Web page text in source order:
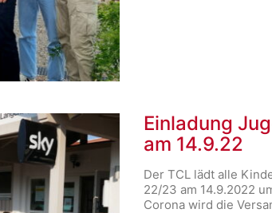
Einladung
am 14.9.22
Der TCL lädt alle
22/23 am 14.9.2022
Corona wird die